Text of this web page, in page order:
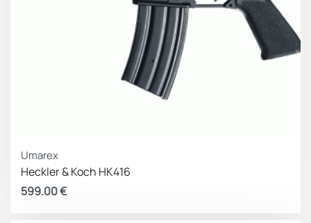
Umarex
Heckler & Koch HK416
599.00€